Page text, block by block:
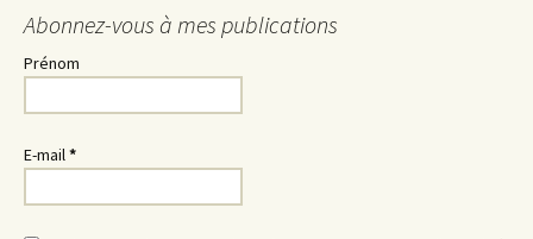
Astro Flammes Jumelles –
Abonnez-vous à mes publications
Prénom
E-mail*